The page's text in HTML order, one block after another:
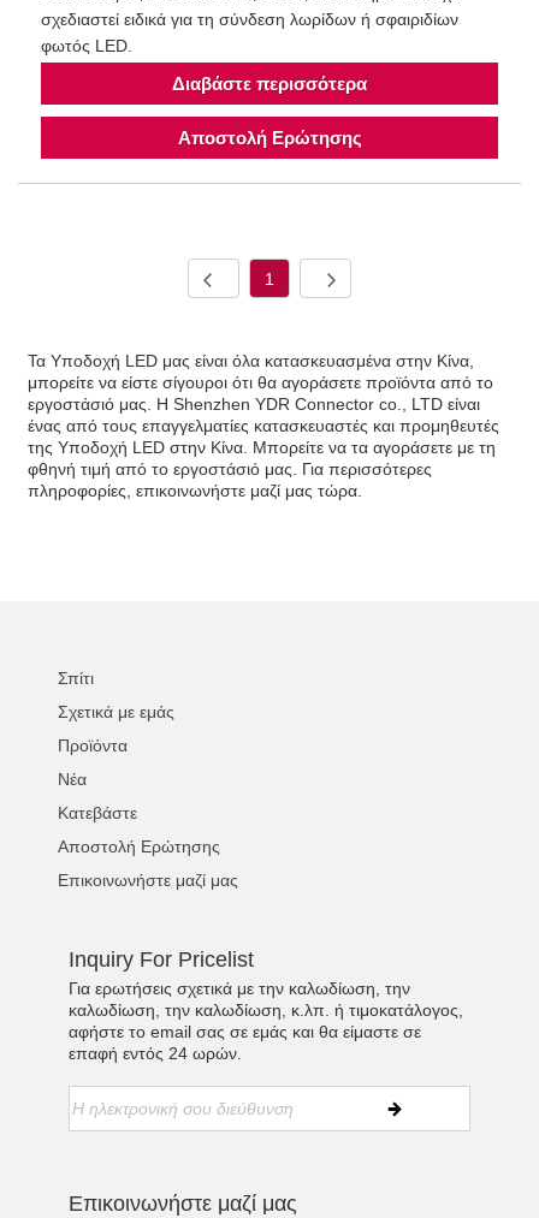
σχεδιαστεί ειδικά για τη σύνδεση λωρίδων ή σφαιριδίων
φωτός LED.
Διαβάστε περισσότερα
Αποστολή Ερώτησης
1
Τα Υποδοχή LED μας είναι όλα κατασκευασμένα στην Κίνα,
μπορείτε να είστε σίγουροι ότι θα αγοράσετε προϊόντα από το
εργοστάσιό μας. Η Shenzhen YDR Connector co., LTD είναι
ένας από τους επαγγελματίες κατασκευαστές και προμηθευτές
της Υποδοχή LED στην Κίνα. Μπορείτε να τα αγοράσετε με τη
φθηνή τιμή από το εργοστάσιό μας. Για περισσότερες
πληροφορίες, επικοινωνήστε μαζί μας τώρα.
Σπίτι
Σχετικά με εμάς
Προϊόντα
Νέα
Κατεβάστε
Αποστολή Ερώτησης
Επικοινωνήστε μαζί μας
Inquiry For Pricelist
Για ερωτήσεις σχετικά με την καλωδίωση, την
καλωδίωση, την καλωδίωση, κ.λπ. ή τιμοκατάλογος,
αφήστε το email σας σε εμάς και θα είμαστε σε
επαφή εντός 24 ωρών.
Επικοινωνήστε μαζί μας